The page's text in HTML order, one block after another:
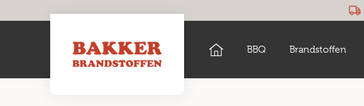
BBQ Brandstoffen